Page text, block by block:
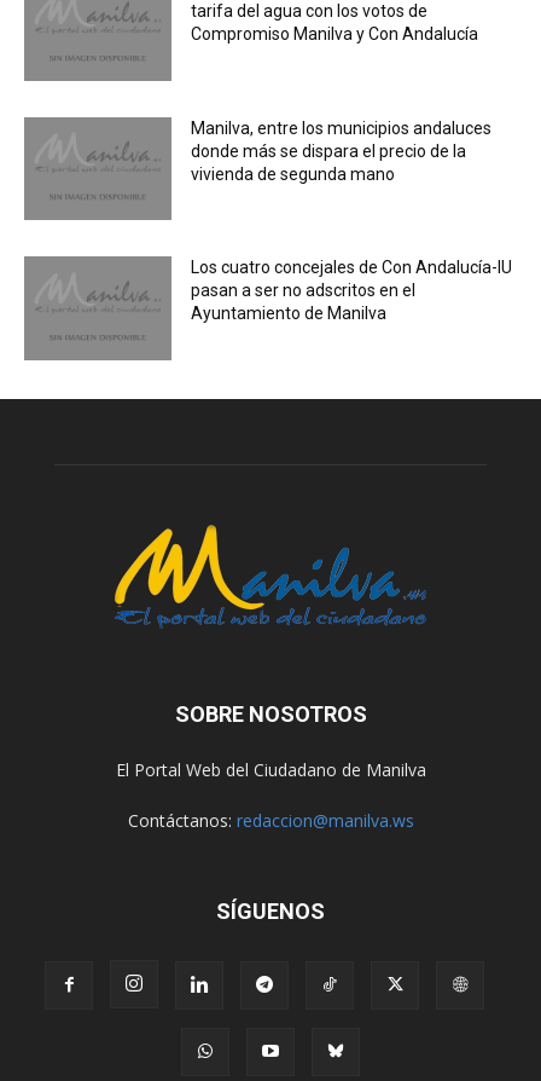
tarifa del agua con los votos de
Compromiso Manilva y Con Andalucía
Manilva, entre los municipios andaluces
donde más se dispara el precio de la
vivienda de segunda mano
Los cuatro concejales de Con Andalucía-IU
pasan a ser no adscritos en el
Ayuntamiento de Manilva
SOBRE NOSOTROS
El Portal Web del Ciudadano de Manilva
Contáctanos: redaccion@manilva.ws
SÍGUENOS